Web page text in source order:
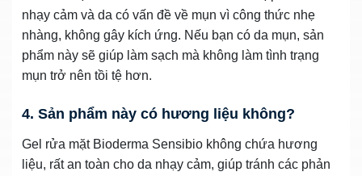
nhạy cảm và da có vấn đề về mụn vì công thức nhẹ
nhàng, không gây kích ứng. Nếu bạn có da mụn, sản
phẩm này sẽ giúp làm sạch mà không làm tình trạng
mụn trở nên tồi tệ hơn.
4. Sản phẩm này có hương liệu không?
Gel rửa mặt Bioderma Sensibio không chứa hương
liệu, rất an toàn cho da nhạy cảm, giúp tránh các phản